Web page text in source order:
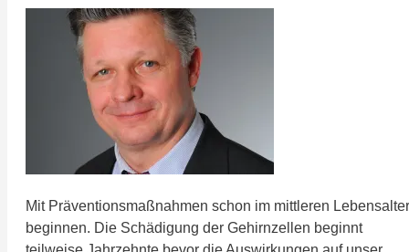
Mit Präventionsmaßnahmen schon im mittleren Lebensalter
beginnen. Die Schädigung der Gehirnzellen beginnt